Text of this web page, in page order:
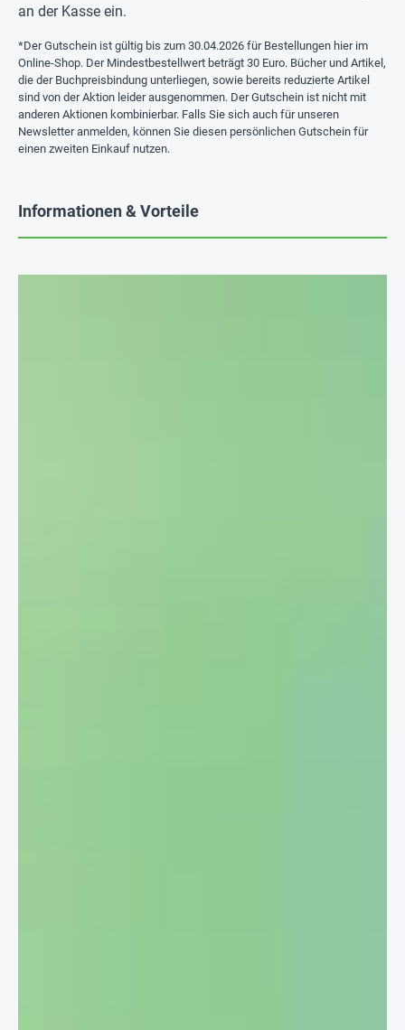
an der Kasse ein.
*Der Gutschein ist gültig bis zum 30.04.2026 für Bestellungen hier im
Online-Shop. Der Mindestbestellwert beträgt 30 Euro. Bücher und Artikel,
die der Buchpreisbindung unterliegen, sowie bereits reduzierte Artikel
sind von der Aktion leider ausgenommen. Der Gutschein ist nicht mit
anderen Aktionen kombinierbar. Falls Sie sich auch für unseren
Newsletter anmelden, können Sie diesen persönlichen Gutschein für
einen zweiten Einkauf nutzen.
Informationen & Vorteile